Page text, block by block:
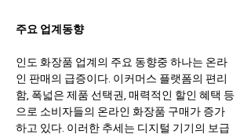
주요 업계동향
인도 화장품 업계의 주요 동향중 하나는 온라
인 판매의 급증이다. 이커머스 플랫폼의 편리
함, 폭넓은 제품 선택권, 매력적인 할인 혜택 등
으로 소비자들의 온라인 화장품 구매가 증가
하고 있다. 이러한 추세는 디지털 기기의 보급